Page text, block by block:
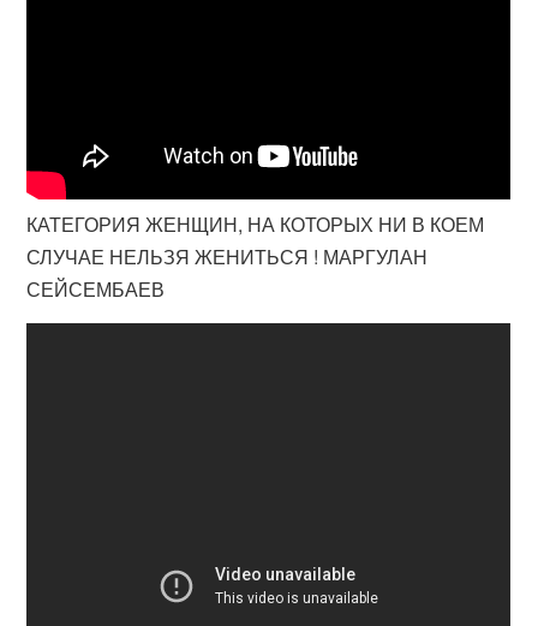
КАТЕГОРИЯ ЖЕНЩИН, НА КОТОРЫХ НИ В КОЕМ
СЛУЧАЕ НЕЛЬЗЯ ЖЕНИТЬСЯ ! МАРГУЛАН
СЕЙСЕМБАЕВ